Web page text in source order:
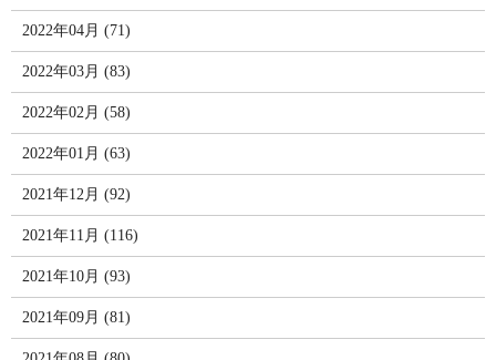
2022年04月 (71)
2022年03月 (83)
2022年02月 (58)
2022年01月 (63)
2021年12月 (92)
2021年11月 (116)
2021年10月 (93)
2021年09月 (81)